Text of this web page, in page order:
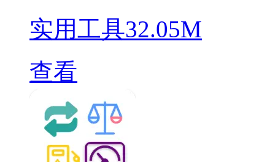
实用工具32.05M
查看